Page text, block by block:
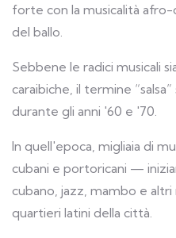
forte con la musicalità afro-
del ballo.
Sebbene le radici musicali
caraibiche, il termine
durante gli anni '60 e '70.
In quell'epoca, migliaia di
cubani e portoricani —
cubano, jazz, mambo e
quartieri latini della città.